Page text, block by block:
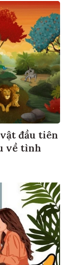
đầu tiên
về tình